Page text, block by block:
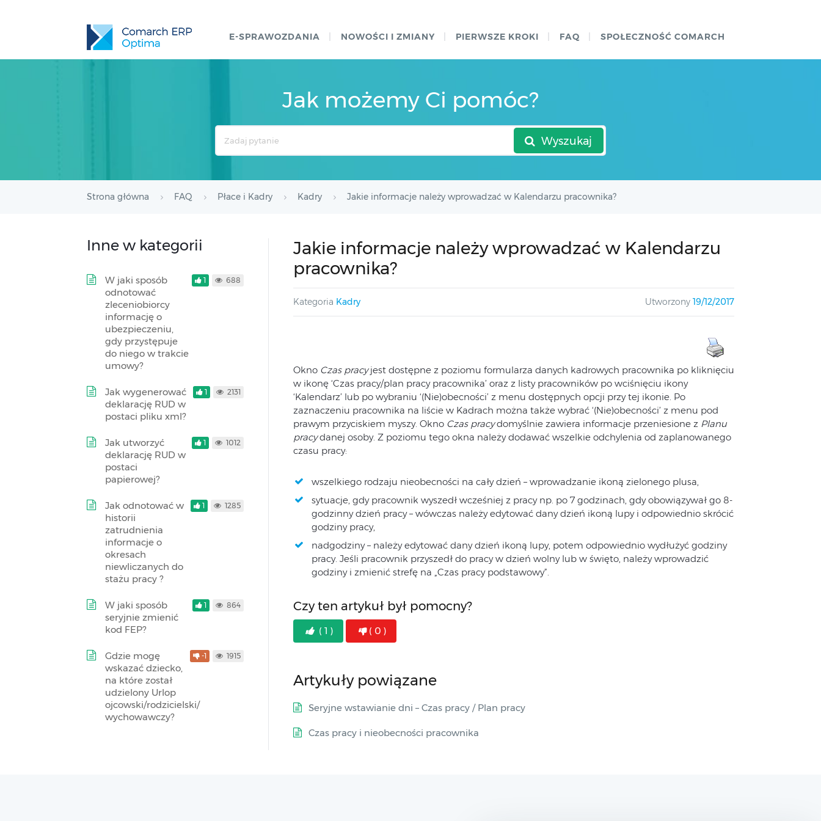
E-SPRAWOZDANIA NOWOŚCI I ZMIANY PIERWSZE KROKI FAQ SPOŁECZNOŚĆ COMARCH
Jak możemy Ci pomóc?
Wyszukaj
Strona główna FAQ Płace i Kadry Kadry Jakie informacje należy wprowadzać w Kalendarzu pracownika?
Jakie informacje należy wprowadzać w Kalendarzu
pracownika?
Kategoria Kadry Utworzony 19/12/2017
Okno Czas pracyjest dostępne z poziomu formularza danych kadrowych pracownika po kliknięciu
w ikonę ‘Czas pracy/plan pracy pracownika’ oraz z listy pracowników po wciśnięciu ikony
‘Kalendarz’ lub po wybraniu ‘(Nie)obecności’ z menu dostępnych opcji przy tej ikonie. Po
zaznaczeniu pracownika na liście w Kadrach można także wybrać ‘(Nie)obecności’ z menu pod
prawym przyciskiem myszy. Okno Czas pracydomyślnie zawiera informacje przeniesione z Planu
pracydanej osoby. Z poziomu tego okna należy dodawać wszelkie odchylenia od zaplanowanego
czasu pracy:
wszelkiego rodzaju nieobecności na cały dzień – wprowadzanie ikoną zielonego plusa,
sytuacje, gdy pracownik wyszedł wcześniej z pracy np. po 7 godzinach, gdy obowiązywał go 8-
godzinny dzień pracy – wówczas należy edytować dany dzień ikoną lupy i odpowiednio skrócić
godziny pracy,
nadgodziny – należy edytować dany dzień ikoną lupy, potem odpowiednio wydłużyć godziny
pracy. Jeśli pracownik przyszedł do pracy w dzień wolny lub w święto, należy wprowadzić
godziny i zmienić strefę na „Czas pracy podstawowy”.
Czy ten artykuł był pomocny?
( 1 ) ( 0 )
Artykuły powiązane
Seryjne wstawianie dni – Czas pracy / Plan pracy
Czas pracy i nieobecności pracownika
Inne w kategorii
W jaki sposób
odnotować
zleceniobiorcy
informację o
ubezpieczeniu,
gdy przystępuje
do niego w trakcie
umowy?
1 688
Jak wygenerować
deklarację RUD w
postaci pliku xml?
1 2131
Jak utworzyć
deklarację RUD w
postaci
papierowej?
1 1012
Jak odnotować w
historii
zatrudnienia
informacje o
okresach
niewliczanych do
stażu pracy ?
1 1285
W jaki sposób
seryjnie zmienić
kod FEP?
1 864
Gdzie mogę
wskazać dziecko,
na które został
udzielony Urlop
ojcowski/rodzicielski/
wychowawczy?
-1 1915